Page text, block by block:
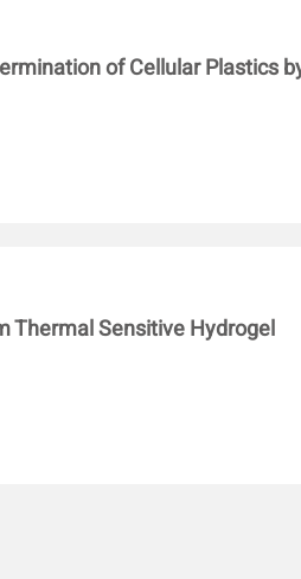
of Cellular Plastics
Thermal Sensitive Hydrogel